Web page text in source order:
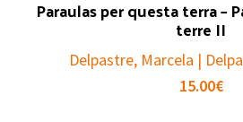
Paraulas per questa terra –
terre II
Delpastre, Marcela |
15.00€